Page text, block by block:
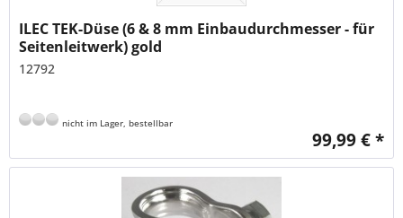
ILEC TEK-Düse (6 & 8 mm Einbaudurchmesser - für
Seitenleitwerk) gold
12792
nicht im Lager, bestellbar
99,99 € *